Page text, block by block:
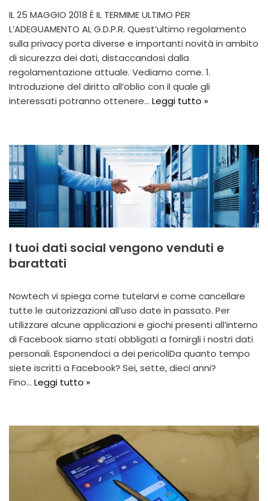
IL 25 MAGGIO 2018 È IL TERMIME ULTIMO PER
L’ADEGUAMENTO AL G.D.P.R. Quest’ultimo regolamento
sulla privacy porta diverse e importanti novità in ambito
di sicurezza dei dati, distaccandosi dalla
regolamentazione attuale. Vediamo come. 1.
Introduzione del diritto all’oblio con il quale gli
interessati potranno ottenere… Leggi tutto »
I tuoi dati social vengono venduti e
barattati
Nowtech vi spiega come tutelarvi e come cancellare
tutte le autorizzazioni all’uso date in passato. Per
utilizzare alcune applicazioni e giochi presenti all’interno
di Facebook siamo stati obbligati a fornirgli i nostri dati
personali. Esponendoci a dei pericoliDa quanto tempo
siete iscritti a Facebook? Sei, sette, dieci anni?
Fino… Leggi tutto »